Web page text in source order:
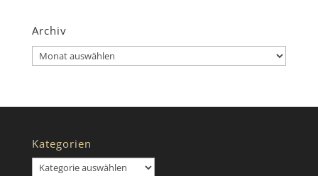
Archiv
Archiv
Kategorien
Kategorien